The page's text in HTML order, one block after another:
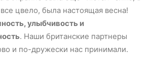
цвело, была настоящая весна!
улыбчивость и
. Наши британские партнеры
и по-дружески нас принимали.